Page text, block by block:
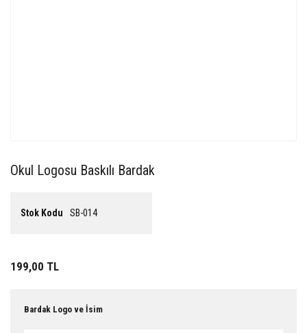
Okul Logosu Baskılı Bardak
Stok Kodu SB-014
199,00 TL
Bardak Logo ve İsim